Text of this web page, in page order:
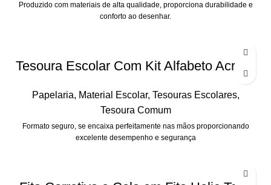
Produzido com materiais de alta qualidade, proporciona durabilidade e
conforto ao desenhar.
Tesoura Escolar Com Kit Alfabeto Acrilex
Papelaria, Material Escolar, Tesouras Escolares,
Tesoura Comum
Formato seguro, se encaixa perfeitamente nas mãos proporcionando
excelente desempenho e segurança